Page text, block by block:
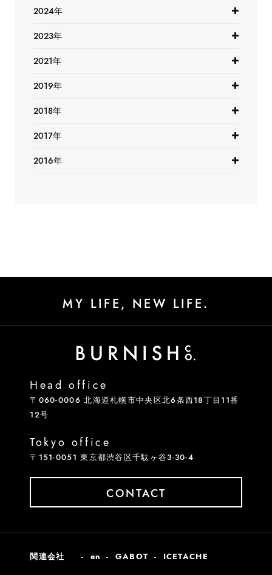
2024年
2023年
2021年
2019年
2018年
2017年
2016年
MY LIFE, NEW LIFE.
関連会社 en GABOT ICETACHE
Head office
〒060-0006 北海道札幌市中央区北6条西18丁目11番
12号
Tokyo office
〒151-0051 東京都渋谷区千駄ヶ谷3-30-4
CONTACT